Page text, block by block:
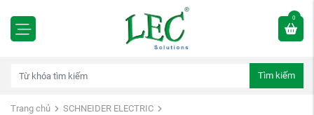
0
Tìm kiếm
Trang chủ
SCHNEIDER ELECTRIC